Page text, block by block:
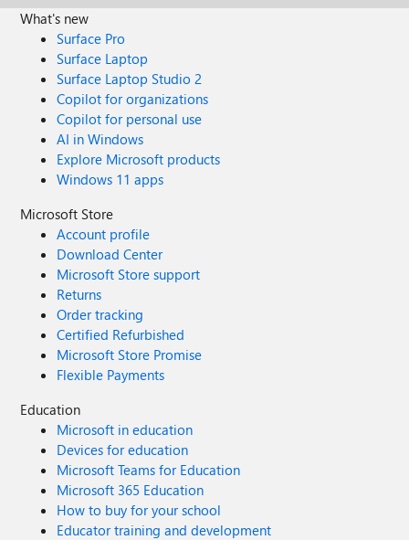
What's new
Surface Pro
Surface Laptop
Surface Laptop Studio 2
Copilot for organizations
Copilot for personal use
AI in Windows
Explore Microsoft products
Windows 11 apps
Microsoft Store
Account profile
Download Center
Microsoft Store support
Returns
Order tracking
Certified Refurbished
Microsoft Store Promise
Flexible Payments
Education
Microsoft in education
Devices for education
Microsoft Teams for Education
Microsoft 365 Education
How to buy for your school
Educator training and development